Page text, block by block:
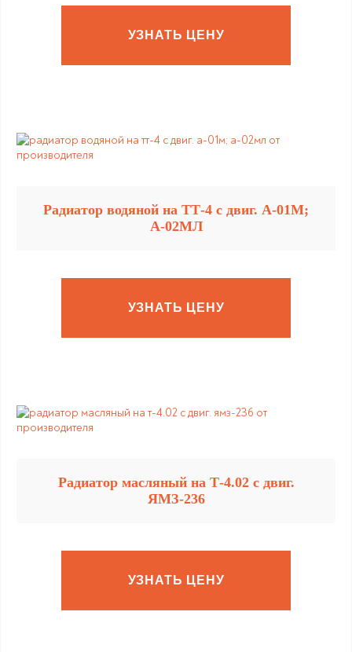
УЗНАТЬ ЦЕНУ
Радиатор водяной на ТТ-4 с двиг. А-01М;
А-02МЛ
УЗНАТЬ ЦЕНУ
Радиатор масляный на Т-4.02 с двиг.
ЯМЗ-236
УЗНАТЬ ЦЕНУ